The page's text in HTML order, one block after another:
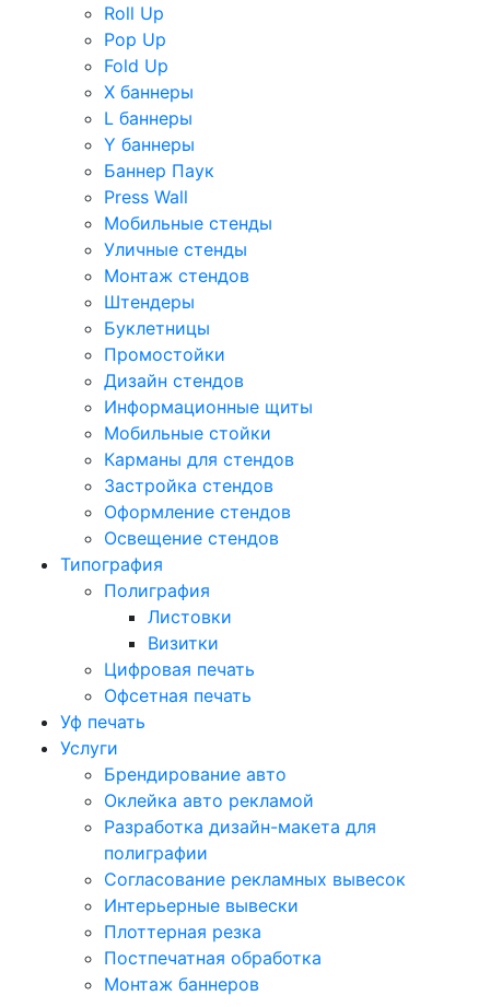
Roll Up
Pop Up
Fold Up
Х баннеры
L баннеры
Y баннеры
Баннер Паук
Press Wall
Мобильные стенды
Уличные стенды
Монтаж стендов
Штендеры
Буклетницы
Промостойки
Дизайн стендов
Информационные щиты
Мобильные стойки
Карманы для стендов
Застройка стендов
Оформление стендов
Освещение стендов
Типография
Полиграфия
Листовки
Визитки
Цифровая печать
Офсетная печать
Уф печать
Услуги
Брендирование авто
Оклейка авто рекламой
Разработка дизайн-макета для
полиграфии
Согласование рекламных вывесок
Интерьерные вывески
Плоттерная резка
Постпечатная обработка
Монтаж баннеров